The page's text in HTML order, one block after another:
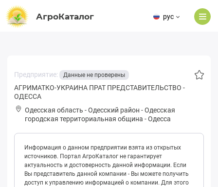
АгроКаталог рус
Предприятие: Данные не проверены
АГРИМАТКО-УКРАИНА ПРАТ ПРЕДСТАВИТЕЛЬСТВО -
ОДЕССА
Одесская область -Одесский район -Одeсская
городская территориальная община -Одесса
Информация о данном предприятии взята из открытых
источников. Портал АгроКаталог не гарантирует
актуальность и достоверность данной информации. Если
Вы представитель данной компании - Вы можете получить
доступ к управлению информацией о компании. Для этого